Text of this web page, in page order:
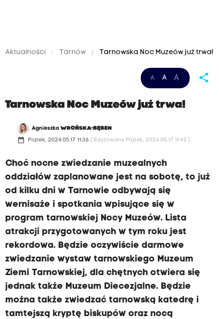
Aktualności Tarnów Tarnowska Noc Muzeów już trwa!
A A A share
Tarnowska Noc Muzeów już trwa!
AgnieszkaWROŃSKA-BĘBEN
date_range Piątek, 2024.05.17 11:36 ( Edytowany Piątek, 2024.05.17 11:42 )
Choć nocne zwiedzanie muzealnych
oddziałów zaplanowane jest na sobotę, to już
od kilku dni w Tarnowie odbywają się
wernisaże i spotkania wpisujące się w
program tarnowskiej Nocy Muzeów. Lista
atrakcji przygotowanych w tym roku jest
rekordowa. Będzie oczywiście darmowe
zwiedzanie wystaw tarnowskiego Muzeum
Ziemi Tarnowskiej, dla chętnych otwiera się
jednak także Muzeum Diecezjalne. Będzie
można także zwiedzać tarnowską katedrę i
tamtejszą kryptę biskupów oraz nocą